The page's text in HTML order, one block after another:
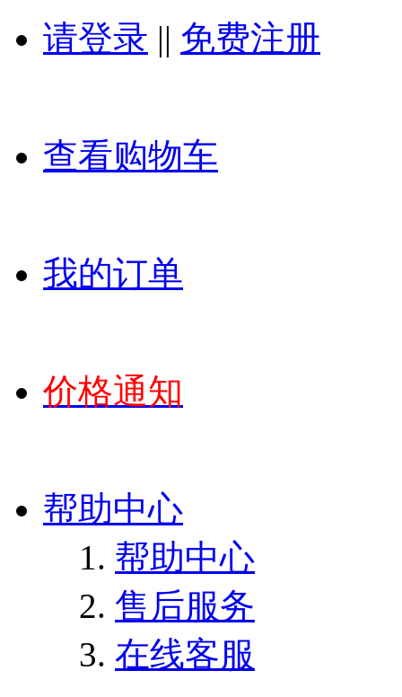
请登录 || 免费注册
查看购物车
我的订单
价格通知
帮助中心
帮助中心
售后服务
在线客服